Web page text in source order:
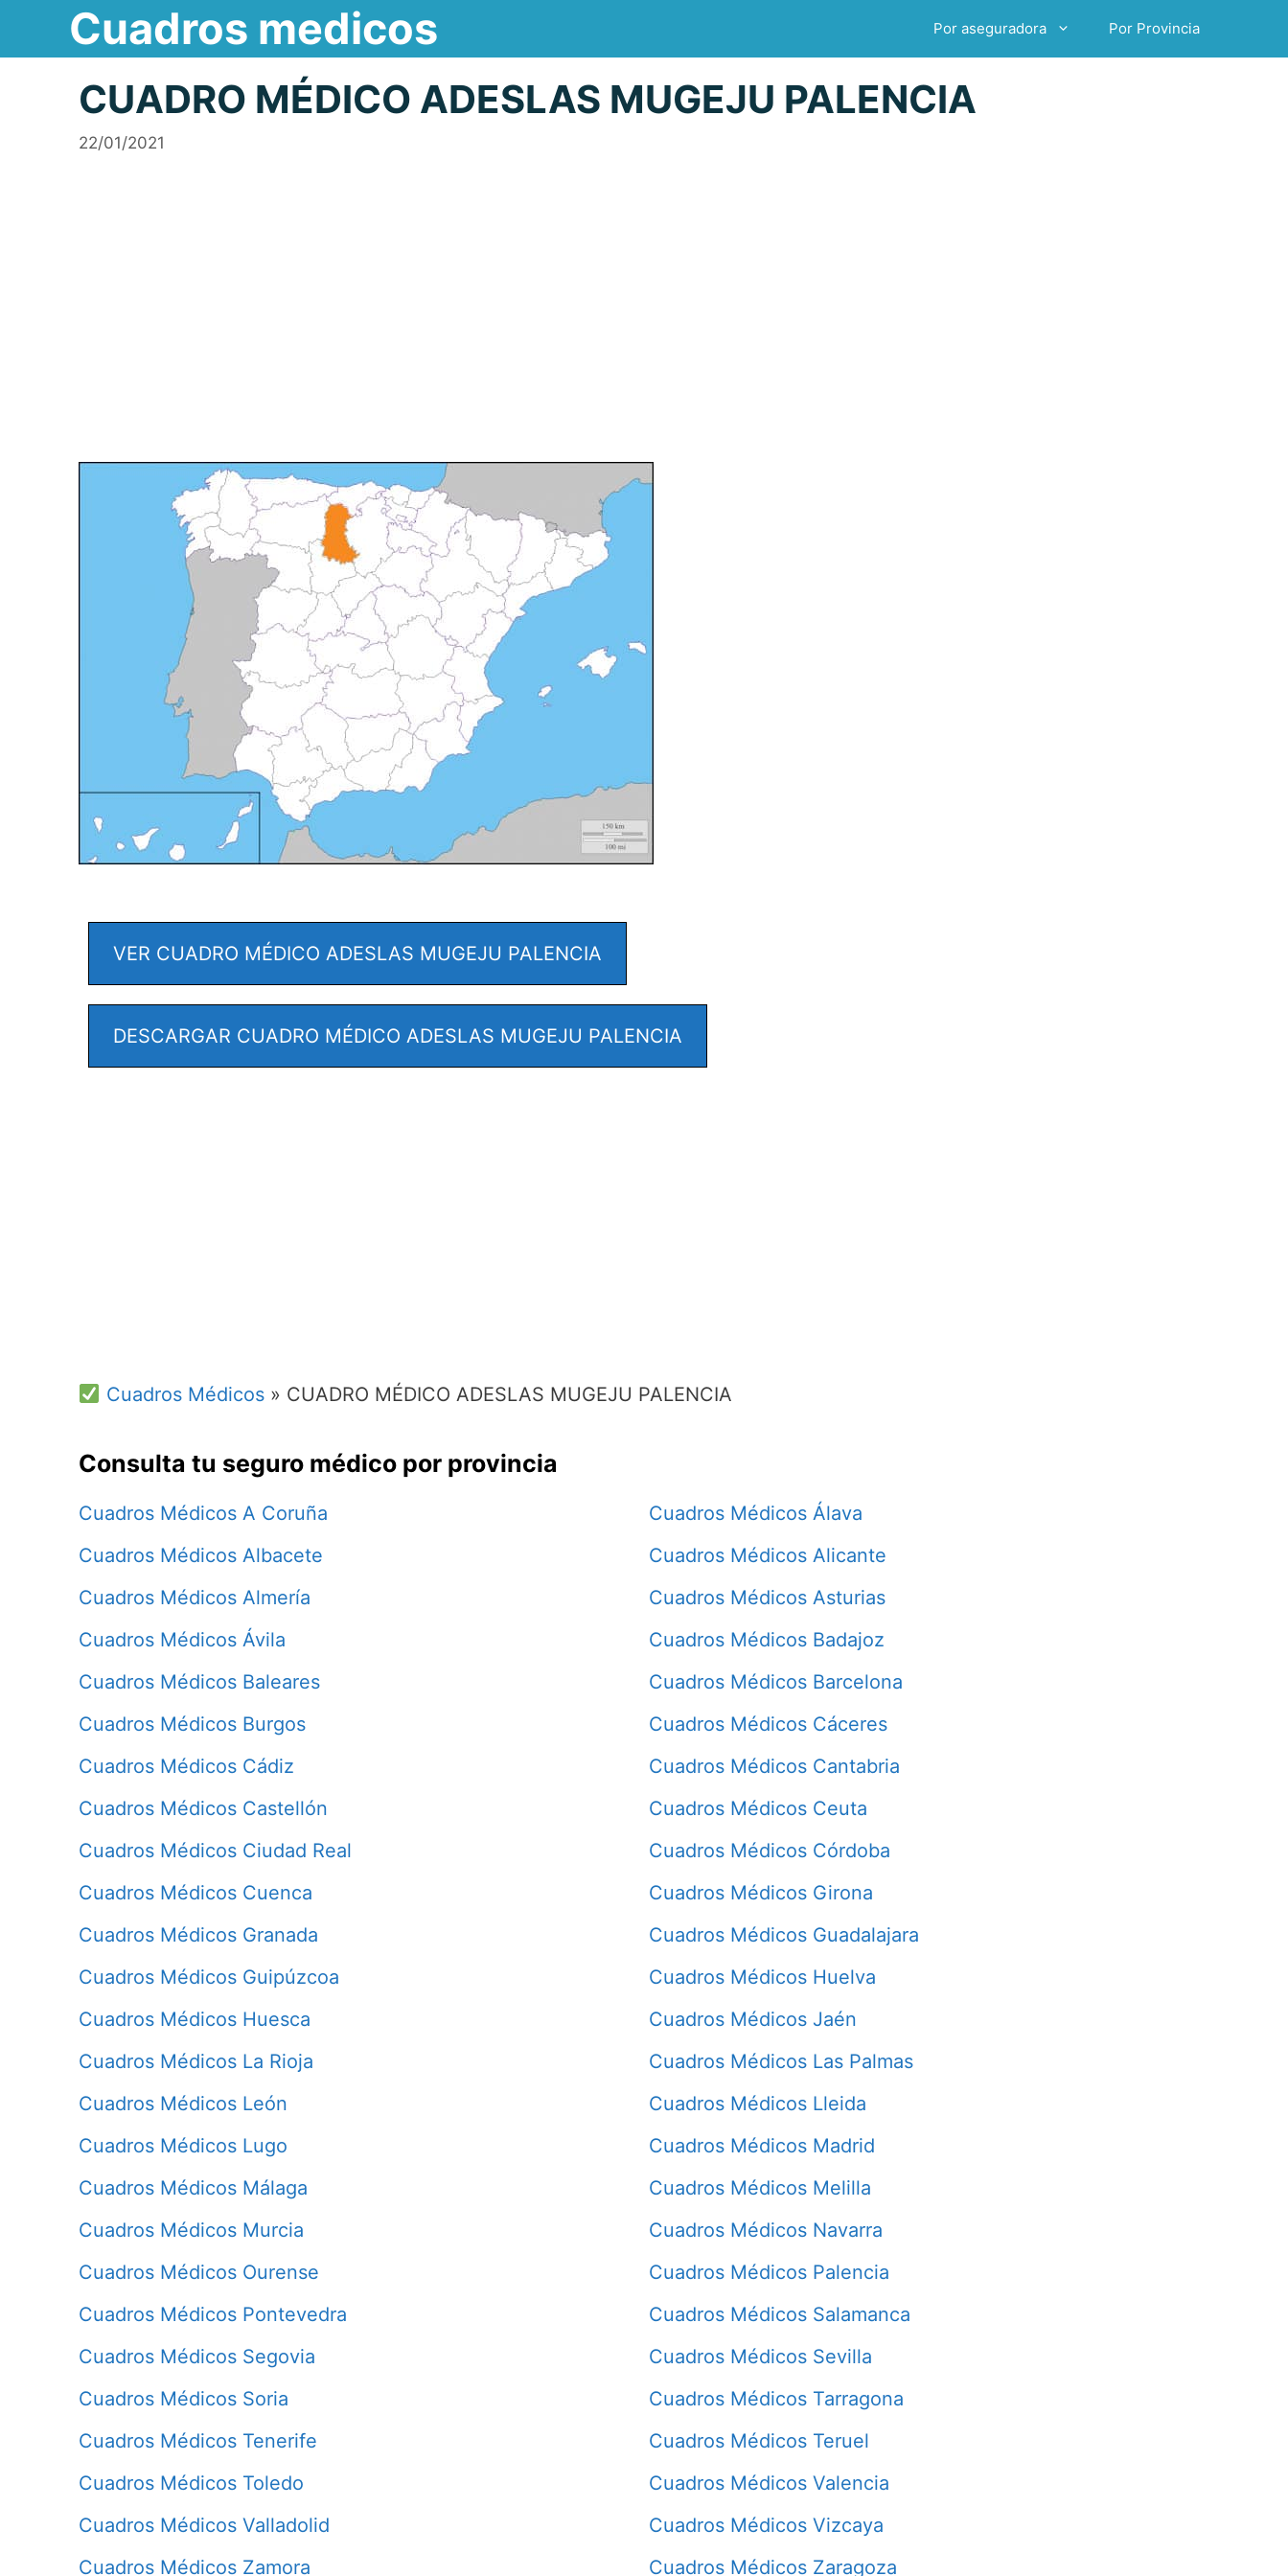
contenido
Cuadros medicos Por aseguradora Por Provincia
CUADRO MÉDICO ADESLAS MUGEJU PALENCIA
22/01/2021
VER CUADRO MÉDICO ADESLAS MUGEJU PALENCIA
DESCARGAR CUADRO MÉDICO ADESLAS MUGEJU PALENCIA
Cuadros Médicos» CUADRO MÉDICO ADESLAS MUGEJU PALENCIA
Consulta tu seguro médico por provincia
Cuadros Médicos A Coruña
Cuadros Médicos Álava
Cuadros Médicos Albacete
Cuadros Médicos Alicante
Cuadros Médicos Almería
Cuadros Médicos Asturias
Cuadros Médicos Ávila
Cuadros Médicos Badajoz
Cuadros Médicos Baleares
Cuadros Médicos Barcelona
Cuadros Médicos Burgos
Cuadros Médicos Cáceres
Cuadros Médicos Cádiz
Cuadros Médicos Cantabria
Cuadros Médicos Castellón
Cuadros Médicos Ceuta
Cuadros Médicos Ciudad Real
Cuadros Médicos Córdoba
Cuadros Médicos Cuenca
Cuadros Médicos Girona
Cuadros Médicos Granada
Cuadros Médicos Guadalajara
Cuadros Médicos Guipúzcoa
Cuadros Médicos Huelva
Cuadros Médicos Huesca
Cuadros Médicos Jaén
Cuadros Médicos La Rioja
Cuadros Médicos Las Palmas
Cuadros Médicos León
Cuadros Médicos Lleida
Cuadros Médicos Lugo
Cuadros Médicos Madrid
Cuadros Médicos Málaga
Cuadros Médicos Melilla
Cuadros Médicos Murcia
Cuadros Médicos Navarra
Cuadros Médicos Ourense
Cuadros Médicos Palencia
Cuadros Médicos Pontevedra
Cuadros Médicos Salamanca
Cuadros Médicos Segovia
Cuadros Médicos Sevilla
Cuadros Médicos Soria
Cuadros Médicos Tarragona
Cuadros Médicos Tenerife
Cuadros Médicos Teruel
Cuadros Médicos Toledo
Cuadros Médicos Valencia
Cuadros Médicos Valladolid
Cuadros Médicos Vizcaya
Cuadros Médicos Zamora
Cuadros Médicos Zaragoza